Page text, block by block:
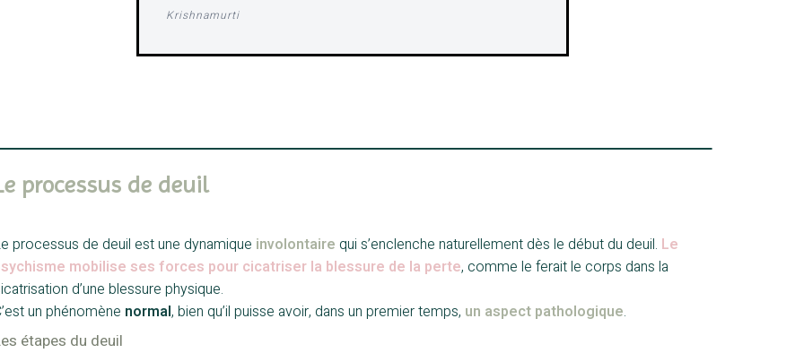
Krishnamurti
processus de deuil
processus de deuil est une dynamique involontaire qui s’enclenche naturellement dès le début du deuil. Le
mobilise ses forces pour cicatriser la blessure de la perte, comme le ferait le corps dans la
d’une blessure physique.
un phénomène normal, bien qu’il puisse avoir, dans un premier temps, un aspect pathologique.
étapes du deuil